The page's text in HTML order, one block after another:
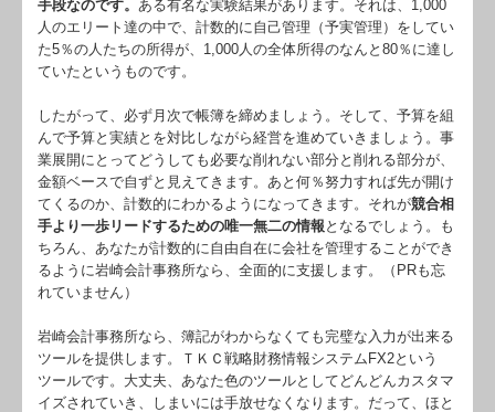
手段なのです。ある有名な実験結果があります。それは、1,000
人のエリート達の中で、計数的に自己管理（予実管理）をしてい
た5％の人たちの所得が、1,000人の全体所得のなんと80％に達し
ていたというものです。
したがって、必ず月次で帳簿を締めましょう。そして、予算を組
んで予算と実績とを対比しながら経営を進めていきましょう。事
業展開にとってどうしても必要な削れない部分と削れる部分が、
金額ベースで自ずと見えてきます。あと何％努力すれば先が開け
てくるのか、計数的にわかるようになってきます。それが競合相
手より一歩リードするための唯一無二の情報 となるでしょう。も
ちろん、あなたが計数的に自由自在に会社を管理することができ
るように岩崎会計事務所なら、全面的に支援します。（PRも忘
れていません）
岩崎会計事務所なら、簿記がわからなくても完璧な入力が出来る
ツールを提供します。ＴＫＣ戦略財務情報システムFX2という
ツールです。大丈夫、あなた色のツールとしてどんどんカスタマ
イズされていき、しまいには手放せなくなります。だって、ほと